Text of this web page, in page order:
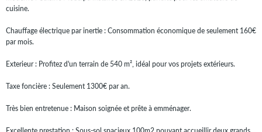
cuisine.
Chauffage électrique par inertie : Consommation économique de seulement 160€
par mois.
Exterieur : Profitez d'un terrain de 540 m², idéal pour vos projets extérieurs.
Taxe foncière : Seulement 1300€ par an.
Très bien entretenue : Maison soignée et prête à emménager.